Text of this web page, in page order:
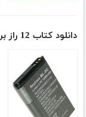
دانلود کتاب 12 راز برای افزایش طول عمر باطری موبایل